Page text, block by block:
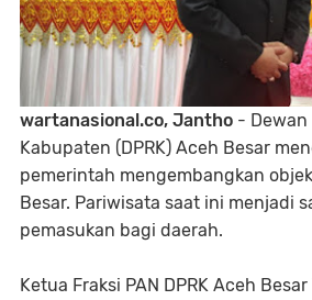
wartanasional.co, Jantho - Dewan
Kabupaten (DPRK) Aceh Besar
pemerintah mengembangkan
Besar. Pariwisata saat ini menjadi
pemasukan bagi daerah.
Ketua Fraksi PAN DPRK Aceh